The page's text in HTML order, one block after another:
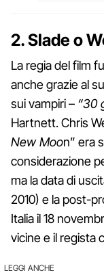
2. Slade o
La regia del film
anche grazie al
sui vampiri – “30
Hartnett. Chris
New Moon” era
considerazione
ma la data di
2010) e la post-
Italia il 18
vicine e il regista
LEGGI ANCHE